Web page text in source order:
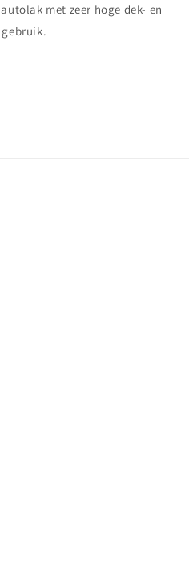
met zeer hoge dek- en